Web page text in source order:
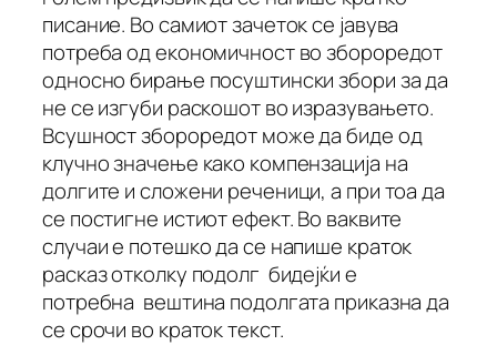
писание. Во самиот зачеток се јавува
потреба од економичност во збороредот
односно бирање посуштински збори за да
не се изгуби раскошот во изразувањето.
Всушност збороредот може да биде од
клучно значење како компензација на
долгите и сложени реченици, а при тоа да
се постигне истиот ефект. Во ваквите
случаи е потешко да се напише краток
расказ отколку подолг бидејќи е
потребна вештина подолгата приказна да
се срочи во краток текст.